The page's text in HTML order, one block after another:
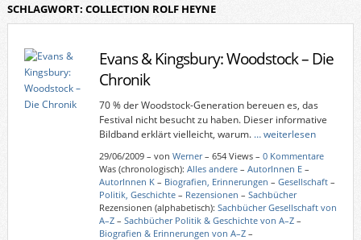
SCHLAGWORT: COLLECTION ROLF HEYNE
Evans & Kingsbury: Woodstock – Die
Chronik
70 % der Woodstock-Generation bereuen es, das
Festival nicht besucht zu haben. Dieser informative
Bildband erklärt vielleicht, warum. … weiterlesen
29/06/2009– von Werner– 654 Views – 0 Kommentare
Was (chronologisch): Alles andere– AutorInnen E–
AutorInnen K– Biografien, Erinnerungen – Gesellschaft–
Politik, Geschichte– Rezensionen – Sachbücher
Rezensionen (alphabetisch): Sachbücher Gesellschaft von
A–Z– Sachbücher Politik & Geschichte von A–Z–
Biografien & Erinnerungen von A–Z–